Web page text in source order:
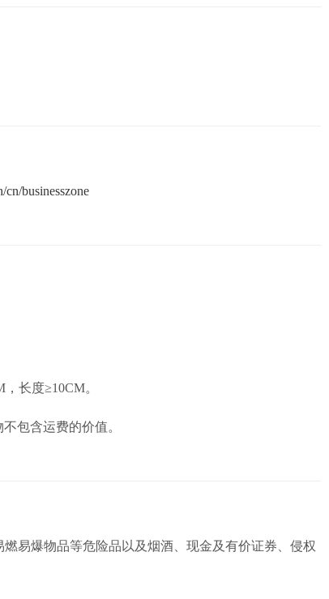
businesszone
长度≥10CM。
包含运费的价值。
易爆物品等危险品以及烟酒、现金及有价证券、侵权